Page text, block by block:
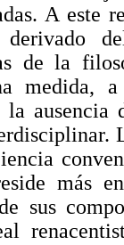
A este
de la
ausencia
más
sus